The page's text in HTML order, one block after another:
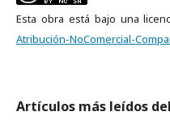
Esta obra está bajo una
Atribución-NoComercial-
Artículos más leídos